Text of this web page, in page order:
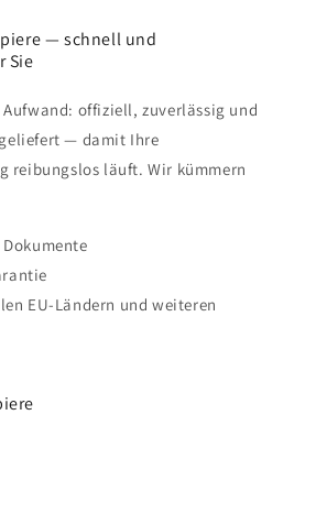
— schnell und
Sie
Aufwand: offiziell, zuverlässig und
— damit Ihre
reibungslos läuft. Wir kümmern
EU-Ländern und weiteren